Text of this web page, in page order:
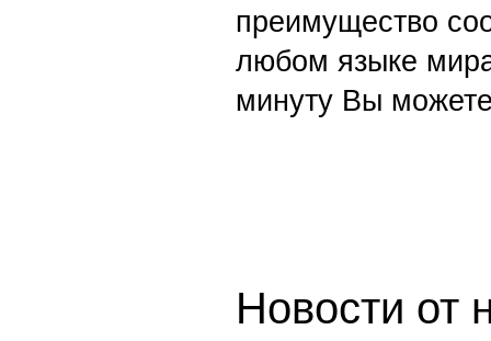
преимущество
любом языке
минуту Вы
Новости от